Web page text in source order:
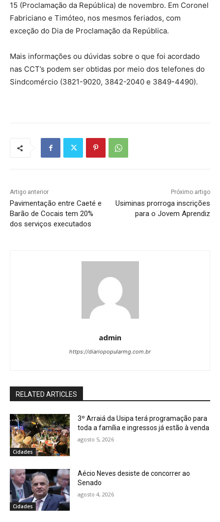
15 (Proclamação da República) de novembro. Em Coronel
Fabriciano e Timóteo, nos mesmos feriados, com
exceção do Dia de Proclamação da República.
Mais informações ou dúvidas sobre o que foi acordado
nas CCT’s podem ser obtidas por meio dos telefones do
Sindcomércio (3821-9020, 3842-2040 e 3849-4490).
Artigo anterior
Pavimentação entre Caeté e
Barão de Cocais tem 20%
dos serviços executados
Próximo artigo
Usiminas prorroga inscrições
para o Jovem Aprendiz
admin
https://diariopopularmg.com.br
RELATED ARTICLES
Cidades
3º Arraiá da Usipa terá programação para
toda a família e ingressos já estão à venda
agosto 5, 2026
Cidades
Aécio Neves desiste de concorrer ao
Senado
agosto 4, 2026